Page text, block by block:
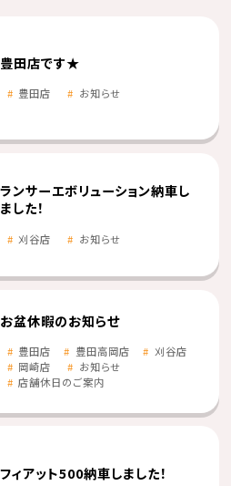
豊田店です★
豊田店 お知らせ
ランサーエボリューション納車し
ました！
刈谷店 お知らせ
お盆休暇のお知らせ
豊田店 豊田高岡店
刈谷店
岡崎店
お知らせ
店舗休日のご案内
フィアット500納車しました！